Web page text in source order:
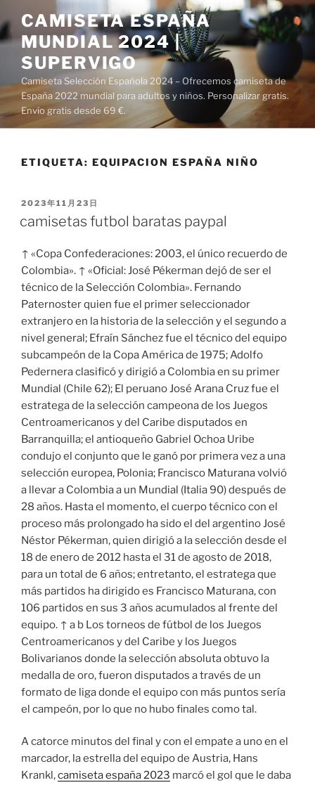
al
contenido
CAMISETA ESPAÑA
MUNDIAL 2024 |
SUPERVIGO
Camiseta Selección Española 2024 – Ofrecemos camiseta de
España 2022 mundial para adultos y niños. Personalizar gratis.
Envío gratis desde 69 €.
ETIQUETA: EQUIPACION ESPAÑA NIÑO
PUBLICADO
2023年11月23日
camisetas futbol baratas paypal
↑ «Copa Confederaciones: 2003, el único recuerdo de
Colombia». ↑ «Oficial: José Pékerman dejó de ser el
técnico de la Selección Colombia». Fernando
Paternoster quien fue el primer seleccionador
extranjero en la historia de la selección y el segundo a
nivel general; Efraín Sánchez fue el técnico del equipo
subcampeón de la Copa América de 1975; Adolfo
Pedernera clasificó y dirigió a Colombia en su primer
Mundial (Chile 62); El peruano José Arana Cruz fue el
estratega de la selección campeona de los Juegos
Centroamericanos y del Caribe disputados en
Barranquilla; el antioqueño Gabriel Ochoa Uribe
condujo el conjunto que le ganó por primera vez a una
selección europea, Polonia; Francisco Maturana volvió
a llevar a Colombia a un Mundial (Italia 90) después de
28 años. Hasta el momento, el cuerpo técnico con el
proceso más prolongado ha sido el del argentino José
Néstor Pékerman, quien dirigió a la selección desde el
18 de enero de 2012 hasta el 31 de agosto de 2018,
para un total de 6 años; entretanto, el estratega que
más partidos ha dirigido es Francisco Maturana, con
106 partidos en sus 3 años acumulados al frente del
equipo. ↑ a b Los torneos de fútbol de los Juegos
Centroamericanos y del Caribe y los Juegos
Bolivarianos donde la selección absoluta obtuvo la
medalla de oro, fueron disputados a través de un
formato de liga donde el equipo con más puntos sería
el campeón, por lo que no hubo finales como tal.
A catorce minutos del final y con el empate a uno en el
marcador, la estrella del equipo de Austria, Hans
Krankl,camiseta españa 2023 marcó el gol que le daba